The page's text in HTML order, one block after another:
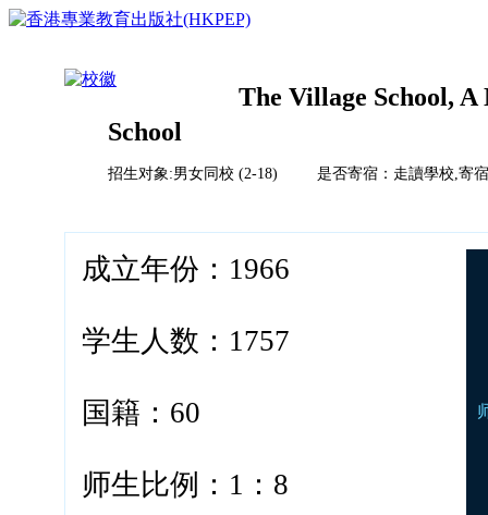
榜单排名体系
国际学校
中国
亚洲（除中国）
中东
学校排名
2023HKPEP中国最具教育竞争力国际学校100强
2023HKPEP粵港澳大湾区最具教育竞争力国际学校
2022香港最具教育竞争力幼稚园50强龙虎榜
2022香港最具教育竞争力小学50强龙虎榜<
2022香港最具教育竞争力国际学校20强龙虎榜
问卷调查
The Village School,
School
招生对象:男女同校 (2-18) 是否寄宿：走讀學校,寄
成立年份：1966
学生人数：1757
国籍：60
师生比例：1：8